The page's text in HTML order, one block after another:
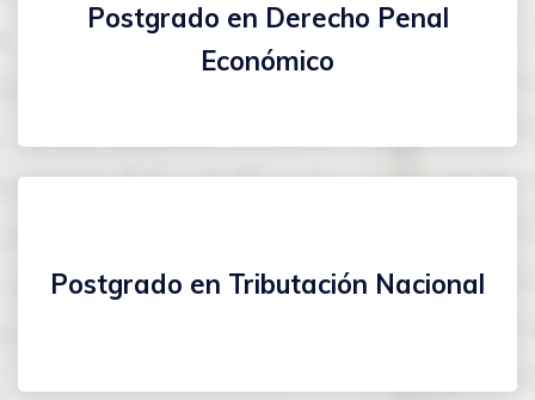
Postgrado en Derecho Penal
Económico
Postgrado en Tributación Nacional